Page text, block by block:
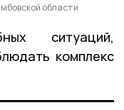
области
ситуаций,
комплекс